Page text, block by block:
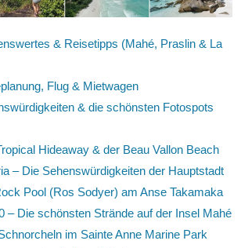
& Reisetipps (Mahé, Praslin & La
Flug & Mietwagen
& die schönsten Fotospots
Hideaway & der Beau Vallon Beach
– Die Sehenswürdigkeiten der Hauptstadt
Pool (Ros Sodyer) am Anse Takamaka
– Die schönsten Strände auf der Insel Mahé
im Sainte Anne Marine Park